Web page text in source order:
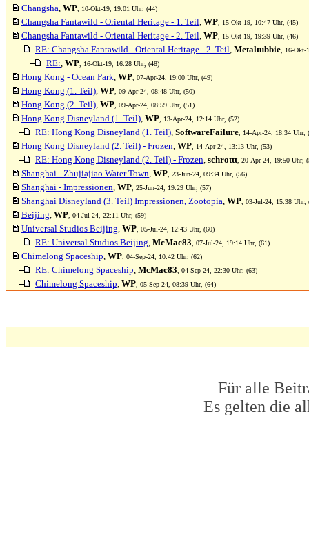
Changsha, WP , 10-Okt-19, 19:01 Uhr, (44)
Changsha Fantawild - Oriental Heritage - 1. Teil, WP , 15-Okt-19, 10:47 Uhr, (45)
Changsha Fantawild - Oriental Heritage - 2. Teil, WP , 15-Okt-19, 19:39 Uhr, (46)
RE: Changsha Fantawild - Oriental Heritage - 2. Teil, Metaltubbie , 16-
RE:, WP , 16-Okt-19, 16:28 Uhr, (48)
Hong Kong - Ocean Park, WP , 07-Apr-24, 19:00 Uhr, (49)
Hong Kong (1. Teil), WP , 09-Apr-24, 08:48 Uhr, (50)
Hong Kong (2. Teil), WP , 09-Apr-24, 08:59 Uhr, (51)
Hong Kong Disneyland (1. Teil), WP , 13-Apr-24, 12:14 Uhr, (52)
RE: Hong Kong Disneyland (1. Teil), SoftwareFailure , 14-Apr-24, 18:34 Uhr,
Hong Kong Disneyland (2. Teil) - Frozen, WP , 14-Apr-24, 13:13 Uhr, (53)
RE: Hong Kong Disneyland (2. Teil) - Frozen, schrottt , 20-Apr-24, 19:50 Uhr,
Shanghai - Zhujiajiao Water Town, WP , 23-Jun-24, 09:34 Uhr, (56)
Shanghai - Impressionen, WP , 25-Jun-24, 19:29 Uhr, (57)
Shanghai Disneyland (3. Teil) Impressionen, Zootopia, WP , 03-Jul-24, 15:38 Uhr,
Beijing, WP , 04-Jul-24, 22:11 Uhr, (59)
Universal Studios Beijing, WP , 05-Jul-24, 12:43 Uhr, (60)
RE: Universal Studios Beijing, McMac83 , 07-Jul-24, 19:14 Uhr, (61)
Chimelong Spaceship, WP , 04-Sep-24, 10:42 Uhr, (62)
RE: Chimelong Spaceship, McMac83 , 04-Sep-24, 22:30 Uhr, (63)
Chimelong Spaceship, WP , 05-Sep-24, 08:39 Uhr, (64)
Für alle
Es gelten die